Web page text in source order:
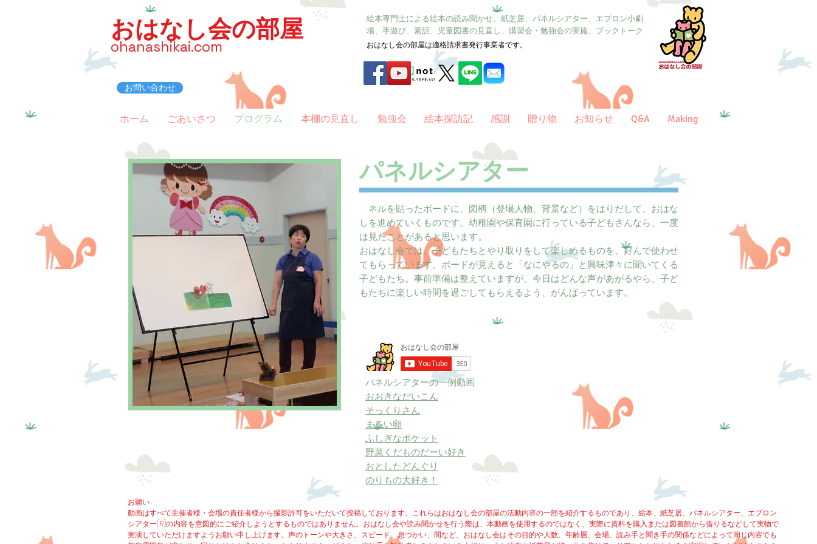
おはなし会の部屋
ohanashikai.com
お問い合わせ
絵本専門士による絵本の読み聞かせ、紙芝居、パネルシアター、エプロン小劇
場、手遊び、素話、児童図書の見直し、講習会・勉強会の実施、ブックトーク
おはなし会の部屋は適格請求書発行事業者です。
ホーム ごあいさつ プログラム 本棚の見直し 勉強会 絵本探訪記 感謝 贈り物 お知らせ Q&A Making
パネルシアター
ネルを貼ったボードに、図柄（登場人物、背景など）をはりだして、おはな
しを進めていくものです。幼稚園や保育園に行っている子どもさんなら、一度
は見たことがあると思います。
おはなし会では、子どもたちとやり取りをして楽しめるものを、好んで使わせ
てもらっています。ボードが見えると「なにやるの」と興味津々に聞いてくる
子どもたち。事前準備は整えていますが、今日はどんな声があがるやら、子ど
もたちに楽しい時間を過ごしてもらえるよう、がんばっています。
パネルシアターの一例動画
おおきなだいこん
そっくりさん
まるい卵
ふしぎなポケット
野菜くだものだーい好き
おとしたどんぐり
​​のりもの大好き！
お願い
動画はすべて主催者様・会場の責任者様から撮影許可をいただいて投稿しております。これらはおはなし会の部屋の活動内容の一部を紹介するものであり、絵本、紙芝居、パネルシアター、エプロン
シアター(R)の内容を意図的にご紹介しようとするものではありません。おはなし会や読み聞かせを行う際は、本動画を使用するのではなく、実際に資料を購入または図書館から借りるなどして実物で
実演していただけますようお願い申し上げます。声のトーンや大きさ、スピード、息づかい、間など、おはなし会はその目的や人数、年齢層、会場、読み手と聞き手の関係などによって同じ内容でも